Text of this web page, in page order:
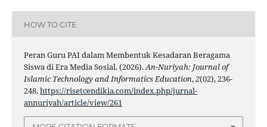
HOW TO CITE
Peran Guru PAI dalam Membentuk Kesadaran Beragama
Siswa di Era Media Sosial. (2026).An-Nuriyah: Journal of
Islamic Technology and Informatics Education,2(02), 236-
248.https://risetcendikia.com/index.php/jurnal-
annuriyah/article/view/261